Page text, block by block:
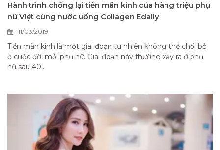
Hành trình chống lại tiền mãn kinh của hàng triệu phụ
nữ Việt cùng nước uống Collagen Edally
11/03/2019
Tiền mãn kinh là một giai đoạn tự nhiên không thể chối bỏ
ở cuộc đời mỗi phụ nữ. Giai đoạn này thường xảy ra ở phụ
nữ sau 40...